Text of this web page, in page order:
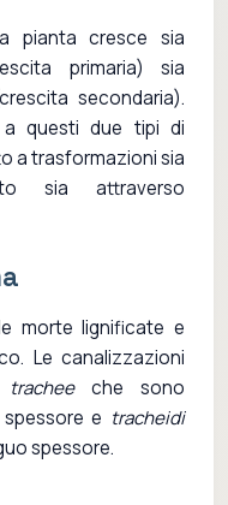
pianta cresce sia
primaria) sia
secondaria).
questi due tipi di
a trasformazioni sia
sia attraverso
morte lignificate e
Le canalizzazioni
tracheeche sono
e tracheidi
spessore.